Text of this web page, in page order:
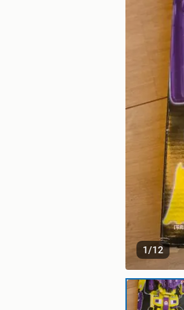
1/12